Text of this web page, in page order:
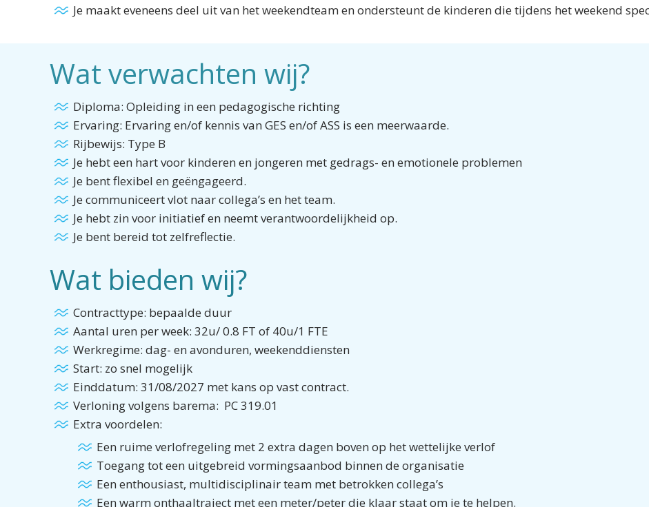
Je maakt eveneens deel uit van het weekendteam en ondersteunt de kinderen die tijdens het weekend
Wat verwachten wij?
Diploma: Opleiding in een pedagogische richting
Ervaring: Ervaring en/of kennis van GES en/of ASS is een meerwaarde.
Rijbewijs: Type B
Je hebt een hart voor kinderen en jongeren met gedrags- en emotionele problemen
Je bent flexibel en geëngageerd.
Je communiceert vlot naar collega’s en het team.
Je hebt zin voor initiatief en neemt verantwoordelijkheid op.
Je bent bereid tot zelfreflectie.
Wat bieden wij?
Contracttype: bepaalde duur
Aantal uren per week: 32u/ 0.8 FT of 40u/1 FTE
Werkregime: dag- en avonduren, weekenddiensten
Start: zo snel mogelijk
Einddatum: 31/08/2027 met kans op vast contract.
Verloning volgens barema: PC 319.01
Extra voordelen:
Een ruime verlofregeling met 2 extra dagen boven op het wettelijke verlof
Toegang tot een uitgebreid vormingsaanbod binnen de organisatie
Een enthousiast, multidisciplinair team met betrokken collega’s
Een warm onthaaltraject met een meter/peter die klaar staat om je te helpen.